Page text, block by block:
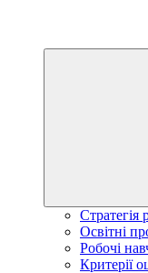
Стратегія
Освітні
Робочі
Критерії